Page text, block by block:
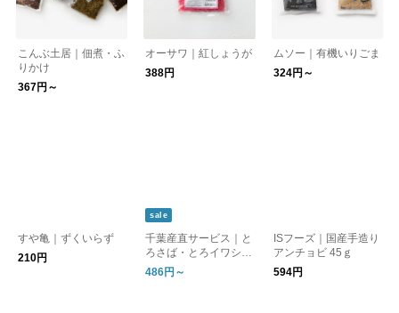
こんぶ土居｜佃煮・ふ
りかけ
367円～
オーサワ｜紅しょうが
388円
ムソー｜有機いりごま
324円～
すや亀｜ずくいらず
210円
sale
千葉産直サービス｜と
ろさば・とろイワシ缶
詰
486円～
ISフーズ｜国産手造り
アンチョビ 45ｇ
594円